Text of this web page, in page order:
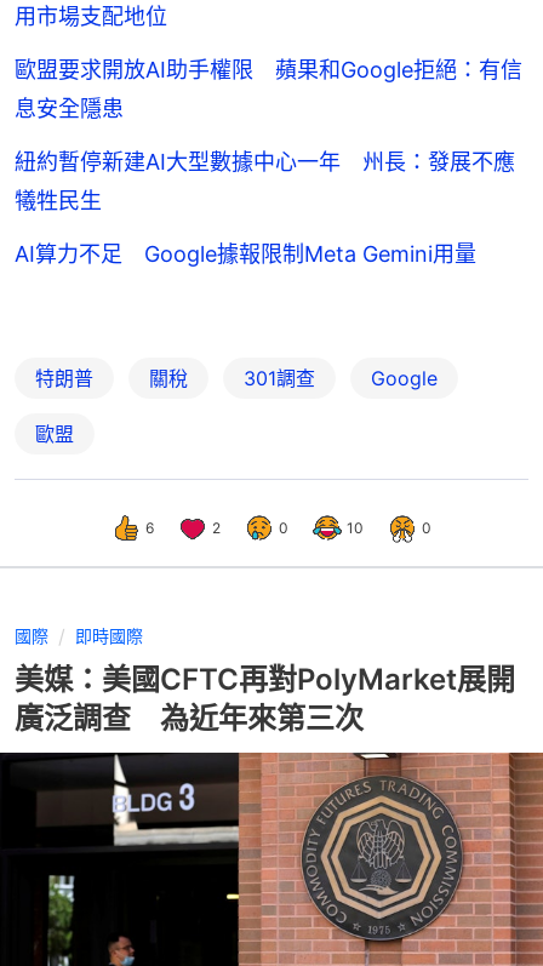
用市場支配地位
歐盟要求開放AI助手權限 蘋果和Google拒絕：有信
息安全隱患
紐約暫停新建AI大型數據中心一年 州長：發展不應
犧牲民生
AI算力不足 Google據報限制Meta Gemini用量
特朗普 關稅 301調查 Google
歐盟
6 2 0 10 0
國際 即時國際
美媒：美國CFTC再對PolyMarket展開
廣泛調查 為近年來第三次